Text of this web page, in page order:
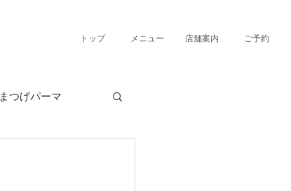
トップ メニュー 店舗案内 ご予約
まつげパーマ